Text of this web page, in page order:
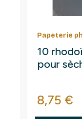
Papeterie
10
pour
Prix
8,75 €